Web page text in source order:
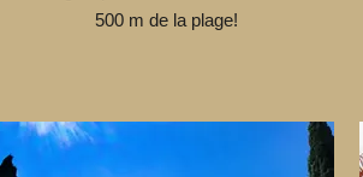
500 m de la plage!